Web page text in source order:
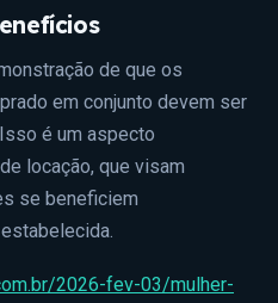
de que os
em conjunto devem ser
é um aspecto
locação, que visam
se beneficiem
2026-fev-03/mulher-